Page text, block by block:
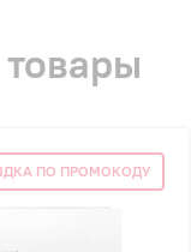
ПО ПРОМОКОДУ